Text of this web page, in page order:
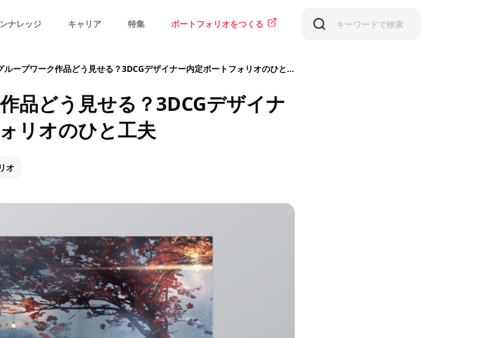
ナレッジ キャリア 特集 ポートフォリオをつくる
ループワーク作品どう見せる？3DCGデザイナー内定ポートフォリオのひと工夫
品どう見せる？3DCGデザイナ
リオのひと工夫
オ